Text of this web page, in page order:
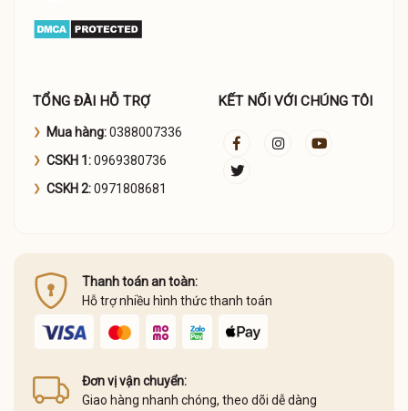
TỔNG ĐÀI HỖ TRỢ
Mua hàng:0388007336
CSKH 1:0969380736
CSKH 2:0971808681
KẾT NỐI VỚI CHÚNG TÔI
Thanh toán an toàn:
Hỗ trợ nhiều hình thức thanh toán
Đơn vị vận chuyển:
Giao hàng nhanh chóng, theo dõi dễ dàng